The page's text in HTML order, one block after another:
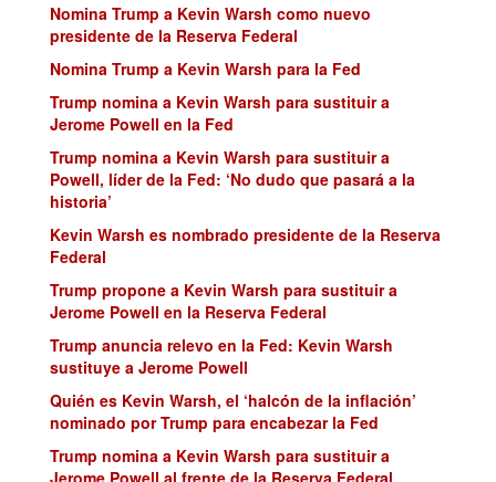
Nomina Trump a Kevin Warsh como nuevo
presidente de la Reserva Federal
Nomina Trump a Kevin Warsh para la Fed
Trump nomina a Kevin Warsh para sustituir a
Jerome Powell en la Fed
Trump nomina a Kevin Warsh para sustituir a
Powell, líder de la Fed: ‘No dudo que pasará a la
historia’
Kevin Warsh es nombrado presidente de la Reserva
Federal
Trump propone a Kevin Warsh para sustituir a
Jerome Powell en la Reserva Federal
Trump anuncia relevo en la Fed: Kevin Warsh
sustituye a Jerome Powell
Quién es Kevin Warsh, el ‘halcón de la inflación’
nominado por Trump para encabezar la Fed
Trump nomina a Kevin Warsh para sustituir a
Jerome Powell al frente de la Reserva Federal